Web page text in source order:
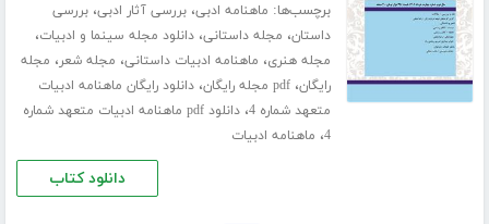
برچسب‌ها: ماهنامه ادبی،بررسی آثار ادبی،بررسی
داستان، مجله داستانی،دانلود مجله سینما و ادبیات،
مجله هنری، ماهنامه ادبیات داستانی، مجله شعر، مجله
رایگان،pdf مجله رایگان ،دانلود رایگان ماهنامه ادبیات
متعهد شماره 4 ،
دانلود pdf ماهنامه ادبیات متعهد شماره
4، ماهنامه ادبیات
دانلود کتاب